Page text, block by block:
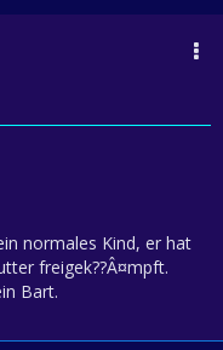
normales Kind, er hat
freigek??Â¤mpft.
Bart.